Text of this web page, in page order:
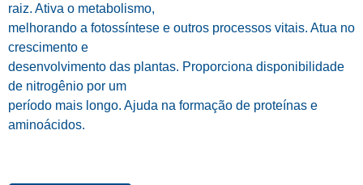
raiz. Ativa o metabolismo,
melhorando a fotossíntese e outros processos vitais. Atua no
crescimento e
desenvolvimento das plantas. Proporciona disponibilidade
de nitrogênio por um
período mais longo. Ajuda na formação de proteínas e
aminoácidos.